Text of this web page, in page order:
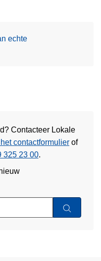
echte
Contacteer Lokale
contactformulier of
325 23 00.